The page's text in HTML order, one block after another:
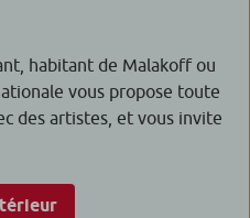
habitant de Malakoff ou
vous propose toute
des artistes, et vous invite